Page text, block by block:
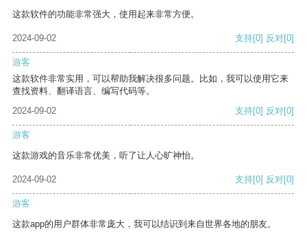
这款软件的功能非常强大，使用起来非常方便。
2024-09-02 支持[0] 反对[0]
游客
这款软件非常实用，可以帮助我解决很多问题。比如，我可以使用它来
查找资料、翻译语言、编写代码等。
2024-09-02
支持[0] 反对[0]
游客
这款游戏的音乐非常优美，听了让人心旷神怡。
2024-09-02 支持[0] 反对[0]
游客
这款app的用户群体非常庞大，我可以结识到来自世界各地的朋友。